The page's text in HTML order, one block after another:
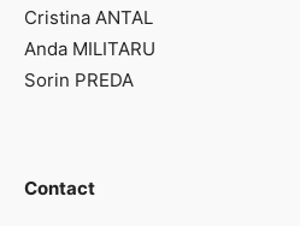
Cristina ANTAL
Anda MILITARU
Sorin PREDA
Contact